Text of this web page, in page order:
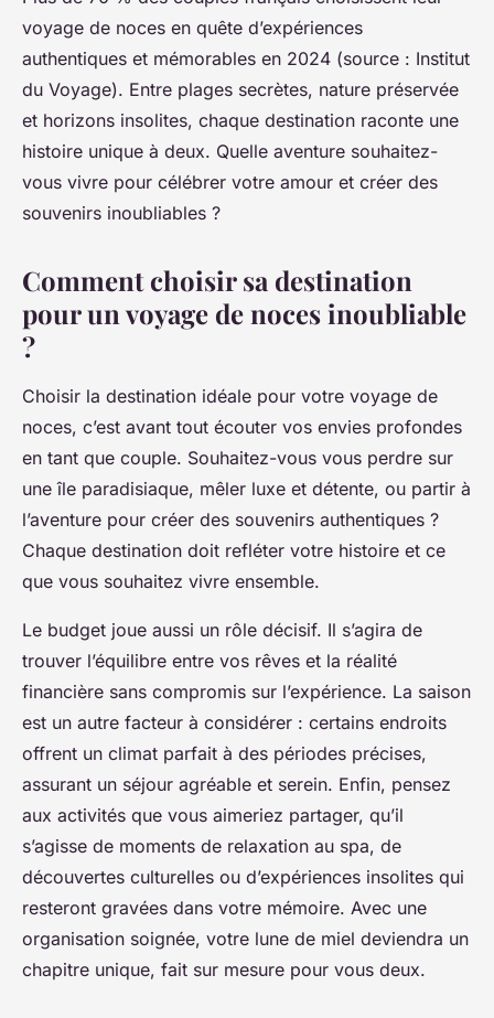
voyage de noces en quête d’expériences
authentiques et mémorables en 2024 (source : Institut
du Voyage). Entre plages secrètes, nature préservée
et horizons insolites, chaque destination raconte une
histoire unique à deux. Quelle aventure souhaitez-
vous vivre pour célébrer votre amour et créer des
souvenirs inoubliables ?
Comment choisir sa destination
pour un voyage de noces inoubliable
?
Choisir la destination idéale pour votre voyage de
noces, c’est avant tout écouter vos envies profondes
en tant que couple. Souhaitez-vous vous perdre sur
une île paradisiaque, mêler luxe et détente, ou partir à
l’aventure pour créer des souvenirs authentiques ?
Chaque destination doit refléter votre histoire et ce
que vous souhaitez vivre ensemble.
Le budget joue aussi un rôle décisif. Il s’agira de
trouver l’équilibre entre vos rêves et la réalité
financière sans compromis sur l’expérience. La saison
est un autre facteur à considérer : certains endroits
offrent un climat parfait à des périodes précises,
assurant un séjour agréable et serein. Enfin, pensez
aux activités que vous aimeriez partager, qu’il
s’agisse de moments de relaxation au spa, de
découvertes culturelles ou d’expériences insolites qui
resteront gravées dans votre mémoire. Avec une
organisation soignée, votre lune de miel deviendra un
chapitre unique, fait sur mesure pour vous deux.